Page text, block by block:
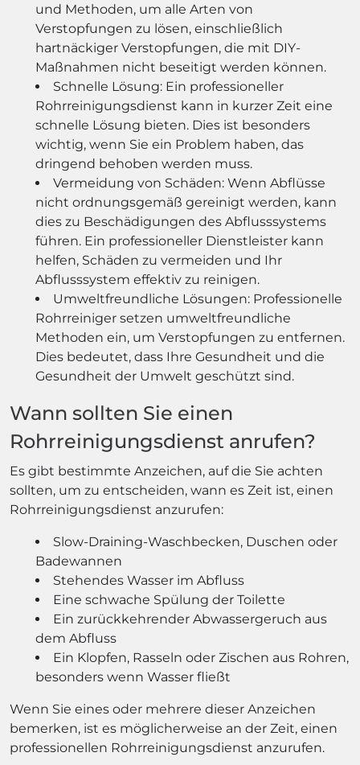
und Methoden, um alle Arten von
Verstopfungen zu lösen, einschließlich
hartnäckiger Verstopfungen, die mit DIY-
Maßnahmen nicht beseitigt werden können.
Schnelle Lösung: Ein professioneller
Rohrreinigungsdienst kann in kurzer Zeit eine
schnelle Lösung bieten. Dies ist besonders
wichtig, wenn Sie ein Problem haben, das
dringend behoben werden muss.
Vermeidung von Schäden: Wenn Abflüsse
nicht ordnungsgemäß gereinigt werden, kann
dies zu Beschädigungen des Abflusssystems
führen. Ein professioneller Dienstleister kann
helfen, Schäden zu vermeiden und Ihr
Abflusssystem effektiv zu reinigen.
Umweltfreundliche Lösungen: Professionelle
Rohrreiniger setzen umweltfreundliche
Methoden ein, um Verstopfungen zu entfernen.
Dies bedeutet, dass Ihre Gesundheit und die
Gesundheit der Umwelt geschützt sind.
Wann sollten Sie einen
Rohrreinigungsdienst anrufen?
Es gibt bestimmte Anzeichen, auf die Sie achten
sollten, um zu entscheiden, wann es Zeit ist, einen
Rohrreinigungsdienst anzurufen:
Slow-Draining-Waschbecken, Duschen oder
Badewannen
Stehendes Wasser im Abfluss
Eine schwache Spülung der Toilette
Ein zurückkehrender Abwassergeruch aus
dem Abfluss
Ein Klopfen, Rasseln oder Zischen aus Rohren,
besonders wenn Wasser fließt
Wenn Sie eines oder mehrere dieser Anzeichen
bemerken, ist es möglicherweise an der Zeit, einen
professionellen Rohrreinigungsdienst anzurufen.